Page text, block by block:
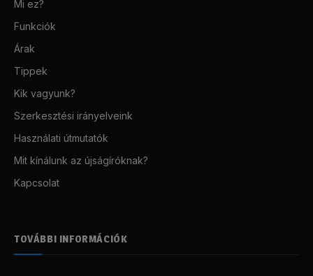
Mi ez?
Funkciók
Árak
Tippek
Kik vagyunk?
Szerkesztési irányelveink
Használati útmutatók
Mit kínálunk az újságíróknak?
Kapcsolat
TOVÁBBI INFORMÁCIÓK